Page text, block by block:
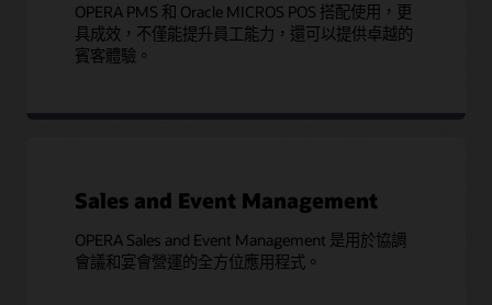
OPERA PMS 和 Oracle MICROS POS 搭配使用，更
具成效，不僅能提升員工能力，還可以提供卓越的
賓客體驗。
Sales and Event Management
OPERA Sales and Event Management 是用於協調
會議和宴會營運的全方位應用程式。